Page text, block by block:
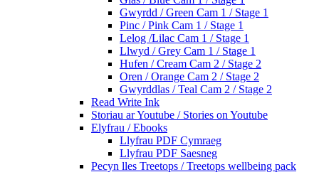
Gwyrdd / Green Cam 1 / Stage 1
Pinc / Pink Cam 1 / Stage 1
Lelog /Lilac Cam 1 / Stage 1
Llwyd / Grey Cam 1 / Stage 1
Hufen / Cream Cam 2 / Stage 2
Oren / Orange Cam 2 / Stage 2
Gwyrddlas / Teal Cam 2 / Stage 2
Read Write Ink
Storiau ar Youtube / Stories on Youtube
Elyfrau / Ebooks
Llyfrau PDF Cymraeg
Llyfrau PDF Saesneg
Pecyn lles Treetops / Treetops wellbeing pack